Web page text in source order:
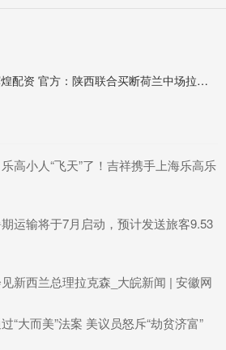
辉煌配资 官方：陕西联合买断荷兰中场拉兹拉克，双方签约至2026年
高小人“飞天”了！吉祥携手上海乐高乐
运输将于7月启动，预计发送旅客9.53
新西兰总理拉克森_大皖新闻 | 安徽网
“大而美”法案 美议员怒斥“劫贫济富”